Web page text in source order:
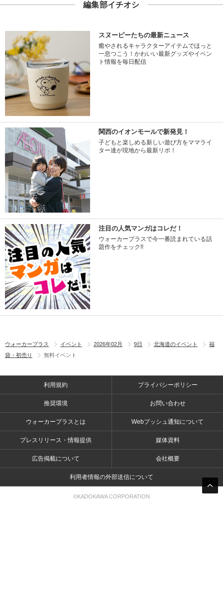
編集部イチオシ
スヌーピーたちの最新ニュース
癒やされるキャラクターアイテムでほっと
一息つこう！かわいい最新グッズやイベン
ト情報を毎日配信
関西のイオンモールで新発見！
子どもと楽しめる新しい遊び方をママライ
ター達が現地から最新リポ！
注目の人気マンガはコレだ！
ウォーカープラスで今一番読まれている話
題作をチェック!!
ウォーカープラス イベント 2026年02月 9日 北海道のイベント
福
袋・初売り
無料イベント
利用規約 プライバシーポリシー
推奨環境 お問い合わせ
ウォーカープラスとは Webプッシュ通知について
プレスリリース・情報提供 媒体資料
広告掲載について 会社概要
利用者情報の外部送信について
©KADOKAWA CORPORATION